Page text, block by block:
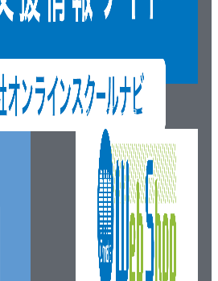
ウェブショップ